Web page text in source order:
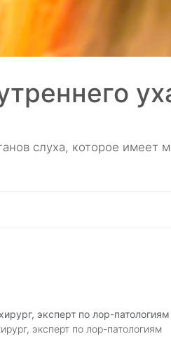
слуха, которое имеет
эксперт по лор-патологиям
эксперт по лор-патологиям